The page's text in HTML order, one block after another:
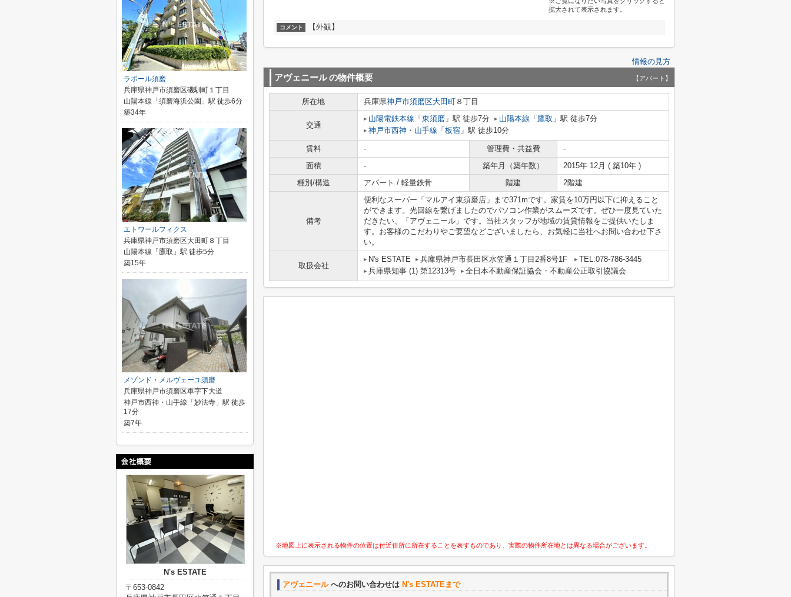
拡大されて表示されます。
コメント 【外観】
情報の見方
アヴェニールの物件概要 【アパート】
所在地 兵庫県神戸市須磨区大田町 ８丁目
交通
山陽電鉄本線 「 東須磨 」駅 徒歩7分 山陽本線 「 鷹取 」駅 徒歩7分
神戸市西神・山手線 「 板宿 」駅 徒歩10分
賃料 - 管理費・共益費
-
面積
- 築年月（築年数）
2015年 12月 ( 築10年 )
種別/構造
アパート / 軽量鉄骨 階建 2階建
備考
便利なスーパー「マルアイ東須磨店」まで371mです。家賃を10万円以下に抑えること
ができます。光回線を繋げましたのでパソコン作業がスムーズです。ぜひ一度見ていた
だきたい、「アヴェニール」です。当社スタッフが地域の賃貸情報をご提供いたしま
す。お客様のこだわりやご要望などございましたら、お気軽に当社へお問い合わせ下さ
い。
取扱会社
N's ESTATE 兵庫県神戸市長田区水笠通１丁目2番8号1F
TEL:078-786-3445
兵庫県知事 (1) 第12313号
全日本不動産保証協会・不動産公正取引協議会
※地図上に表示される物件の位置は付近住所に所在することを表すものであり、実際の物件所在地とは異なる場合がございます。
アヴェニールへのお問い合わせは N's ESTATEまで
ラポール須磨
兵庫県神戸市須磨区磯馴町１丁目
山陽本線「須磨海浜公園」駅 徒歩6分
築34年
エトワールフィクス
兵庫県神戸市須磨区大田町８丁目
山陽本線「鷹取」駅 徒歩5分
築15年
メゾンド・メルヴェーユ須磨
兵庫県神戸市須磨区車字下大道
神戸市西神・山手線「妙法寺」駅 徒歩
17分
築7年
N's ESTATE
〒653-0842